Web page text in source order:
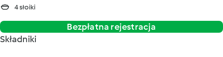
4 słoiki
Bezpłatna rejestracja
Składniki